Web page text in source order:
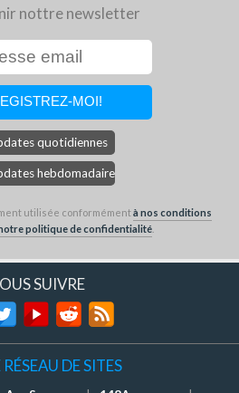
nottre newsletter
quotidiennes
hebdomadaires
utilisée conformémentà nos conditions
politique de confidentialité.
SUIVRE
DE SITES